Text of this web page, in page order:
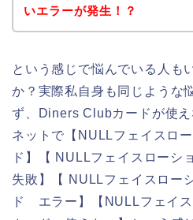
いエラーが発生！？
という感じで悩んでいる人も
か？実際私自身も同じような
ず、Diners Clubカードが使え
ネットで【NULLフェイスロ
ド】【 NULLフェイスロー
失敗】【 NULLフェイスロー
ド エラー】【NULLフェイ